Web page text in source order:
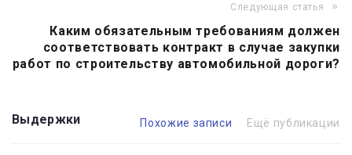
Следующая статья
Каким обязательным требованиям должен
соответствовать контракт в случае закупки
работ по строительству автомобильной дороги?
Выдержки Похожие записи Ещё публикации